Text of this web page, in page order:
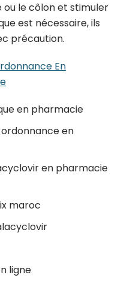
ou le côlon et stimuler
est nécessaire, ils
précaution.
En
en pharmacie
en
en pharmacie
maroc
ligne